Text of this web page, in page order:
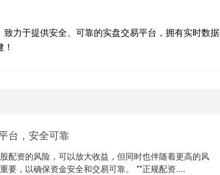
力于提供安全、可靠的实盘交易平台，拥有实时数据
台，安全可靠
配资的风险，可以放大收益，但同时也伴随着更高的风
要，以确保资金安全和交易可靠。 **正规配资....